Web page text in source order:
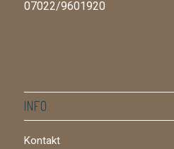
07022/9601920
INFO
Kontakt